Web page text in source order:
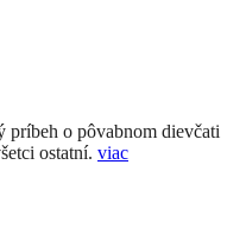
o pôvabnom dievčati
ostatní. viac